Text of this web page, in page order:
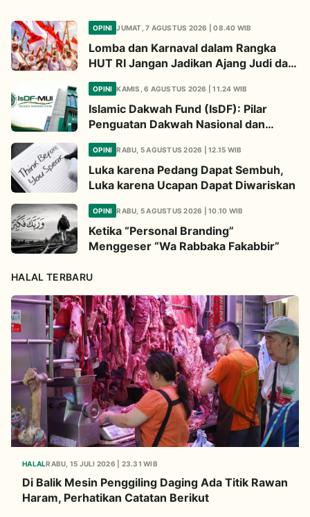
OPINI JUMAT, 7 AGUSTUS 2026 | 08.40 WIB
Lomba dan Karnaval dalam Rangka
HUT RI Jangan Jadikan Ajang Judi dan
Kampanye LGBT
OPINI KAMIS, 6 AGUSTUS 2026 | 11.24 WIB
Islamic Dakwah Fund (IsDF): Pilar
Penguatan Dakwah Nasional dan
Jembatan Kepedulian Umat Global
OPINI RABU, 5 AGUSTUS 2026 | 12.15 WIB
Luka karena Pedang Dapat Sembuh,
Luka karena Ucapan Dapat Diwariskan
OPINI RABU, 5 AGUSTUS 2026 | 10.10 WIB
Ketika “Personal Branding”
Menggeser “Wa Rabbaka Fakabbir”
HALAL TERBARU
HALALRABU, 15 JULI 2026 | 23.31 WIB
Di Balik Mesin Penggiling Daging Ada Titik Rawan
Haram, Perhatikan Catatan Berikut